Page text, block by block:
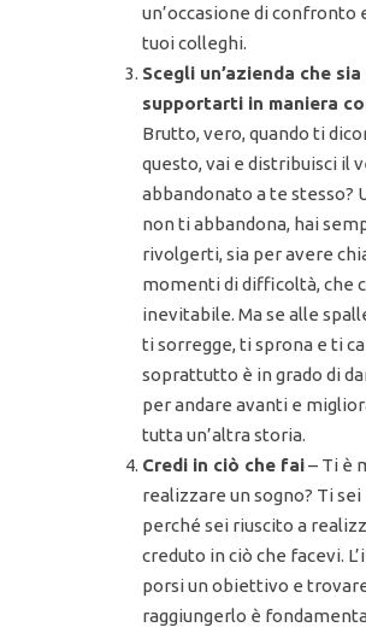
un’occasione di confronto
tuoi colleghi.
Scegli un’azienda che
supportarti in maniera
Brutto, vero, quando ti
questo, vai e distribuisci il
abbandonato a te stesso?
non ti abbandona, hai
rivolgerti, sia per avere
momenti di difficoltà, che
inevitabile. Ma se alle
ti sorregge, ti sprona e ti
soprattutto è in grado di
per andare avanti e
tutta un’altra storia.
Credi in ciò che fai– Ti è
realizzare un sogno? Ti
perché sei riuscito a
creduto in ciò che facevi.
porsi un obiettivo e
raggiungerlo è